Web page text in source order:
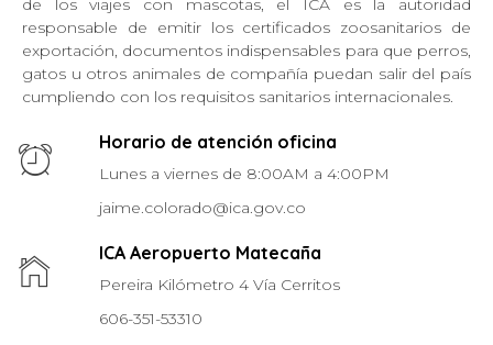
de los viajes con mascotas, el ICA es la autoridad
responsable de emitir los certificados zoosanitarios de
exportación, documentos indispensables para que perros,
gatos u otros animales de compañía puedan salir del país
cumpliendo con los requisitos sanitarios internacionales.
Horario de atención oficina
Lunes a viernes de 8:00AM a 4:00PM
jaime.colorado@ica.gov.co
ICA Aeropuerto Matecaña
Pereira Kilómetro 4 Vía Cerritos
606-351-53310